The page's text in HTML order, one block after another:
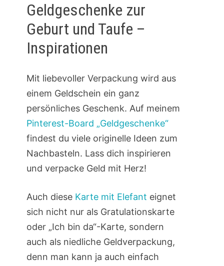
Geldgeschenke zur
Geburt und Taufe –
Inspirationen
Mit liebevoller Verpackung wird aus
einem Geldschein ein ganz
persönliches Geschenk. Auf meinem
Pinterest-Board „Geldgeschenke“
findest du viele originelle Ideen zum
Nachbasteln. Lass dich inspirieren
und verpacke Geld mit Herz!
Auch diese Karte mit Elefant eignet
sich nicht nur als Gratulationskarte
oder „Ich bin da“-Karte, sondern
auch als niedliche Geldverpackung,
denn man kann ja auch einfach